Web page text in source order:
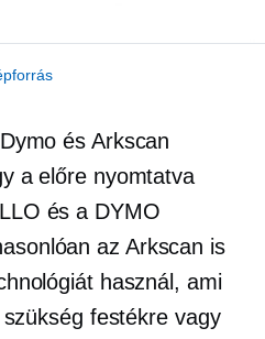
és Arkscan
aelőre nyomtatva
és a DYMO
az Arkscan is
használ, ami
festékre vagy